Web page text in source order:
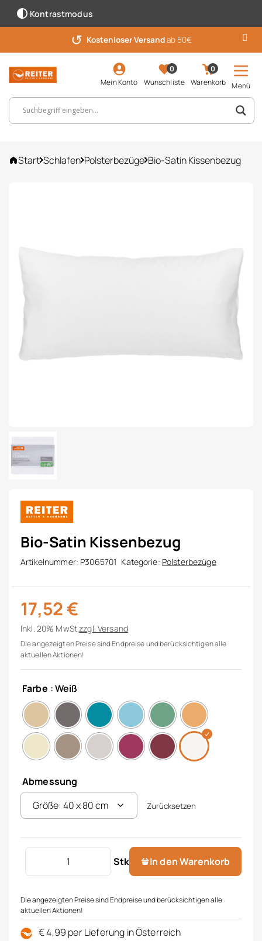
Kontrastmodus
↺ Kostenloser Versandab 50€
Mein Konto
0
Wunschliste
0
Warenkorb
Menü
Suchbegriff, Artikelnummer ...
Start Schlafen Polsterbezüge Bio-Satin Kissenbezug
Bio-Satin Kissenbezug
Artikelnummer: P3065701 Kategorie: Polsterbezüge
17,52€
Inkl. 20% MwSt.zzgl.Versand
Die angezeigten Preise sind Endpreise und berücksichtigen alle
aktuellen Aktionen!
Farbe : Weiß
Abmessung
Zurücksetzen
Stk
Bio-Satin Kissenbezug Menge
In den Warenkorb
Die angezeigten Preise sind Endpreise und berücksichtigen alle
aktuellen Aktionen!
€ 4,99 per Lieferung in Österreich